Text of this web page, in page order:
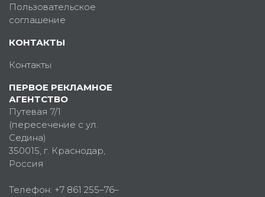
Пользовательское
соглашение
КОНТАКТЫ
Контакты
ПЕРВОЕ РЕКЛАМНОЕ
АГЕНТСТВО
Путевая 7/1
(пересечение с ул.
Седина)
350015 , г. Краснодар,
Россия
Телефон: +7 861 255–76–